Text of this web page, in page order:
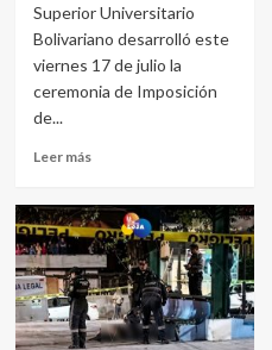
Superior Universitario
Bolivariano desarrolló este
viernes 17 de julio la
ceremonia de Imposición
de...
Leer más